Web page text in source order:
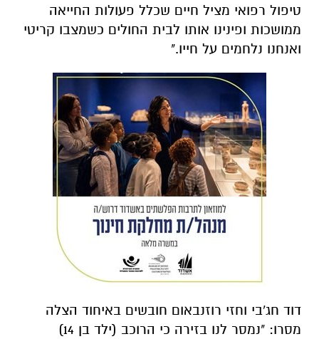
טיפול רפואי מציל חיים שכלל פעולות החייאה
ממושכות ופינינו אותו לבית החולים כשמצבו קריטי
ואנחנו נלחמים על חייו."
דוד חג'בי וחזי רוזנבאום חובשים באיחוד הצלה
מסרו: "נמסר לנו בזירה כי הרוכב (ילד בן 14)